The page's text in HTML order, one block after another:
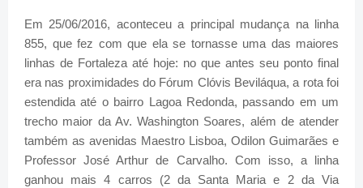
Em 25/06/2016, aconteceu a principal mudança na linha
855, que fez com que ela se tornasse uma das maiores
linhas de Fortaleza até hoje: no que antes seu ponto final
era nas proximidades do Fórum Clóvis Beviláqua, a rota foi
estendida até o bairro Lagoa Redonda, passando em um
trecho maior da Av. Washington Soares, além de atender
também as avenidas Maestro Lisboa, Odilon Guimarães e
Professor José Arthur de Carvalho. Com isso, a linha
ganhou mais 4 carros (2 da Santa Maria e 2 da Via